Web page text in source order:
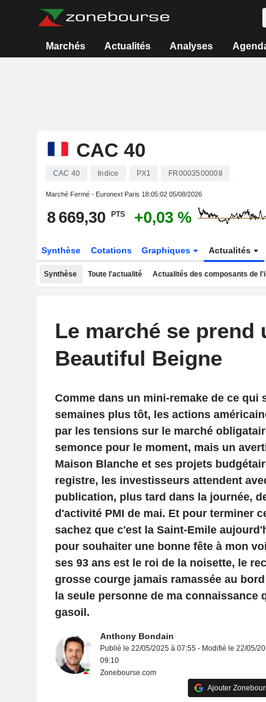
Marchés Actualités Analyses
CAC 40
CAC 40 Indice PX1 FR0003500008
Marché Fermé - Euronext Paris 18:05:02 05/08/2026
8 669,30 PTS +0,03 %
Synthèse Cotations Graphiques Actualités
Synthèse Toute l'actualité Actualités des composants de
Le marché se prend
Beautiful Beigne
Comme dans un mini-remake de ce qui
semaines plus tôt, les actions
par les tensions sur le marché
semonce pour le moment, mais un
Maison Blanche et ses projets
registre, les investisseurs attendent
publication, plus tard dans la journée,
d'activité PMI de mai. Et pour terminer
sachez que c'est la Saint-Emile
pour souhaiter une bonne fête à mon
ses 93 ans est le roi de la noisette, le
grosse courge jamais ramassée au
la seule personne de ma connaissance
gasoil.
Anthony Bondain
Publié le 22/05/2025 à 07:55 - Modifié le 22/05/
09:10
Zonebourse.com
Ajouter